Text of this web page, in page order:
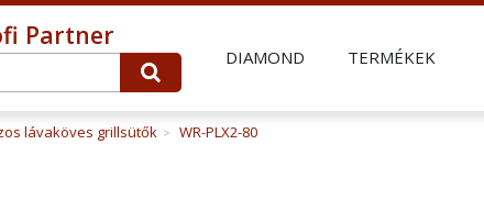
Partner
DIAMOND TERMÉKEK
lávaköves grillsütők > WR-PLX2-80